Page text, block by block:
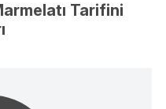
Tarifini